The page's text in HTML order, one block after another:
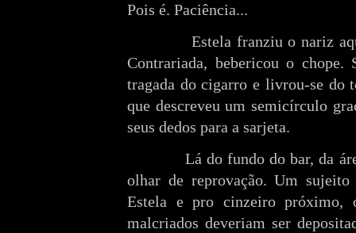
Pois é. Paciência...
Estela franziu o nariz
Contrariada, bebericou o
tragada do cigarro e livrou-se do
que descreveu um semicírculo
seus dedos para a sarjeta.
Lá do fundo do bar, da
olhar de reprovação. Um
Estela e pro cinzeiro próximo,
malcriados deveriam ser